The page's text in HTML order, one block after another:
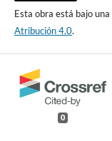
Esta obra está bajo
Atribución 4.0.
0